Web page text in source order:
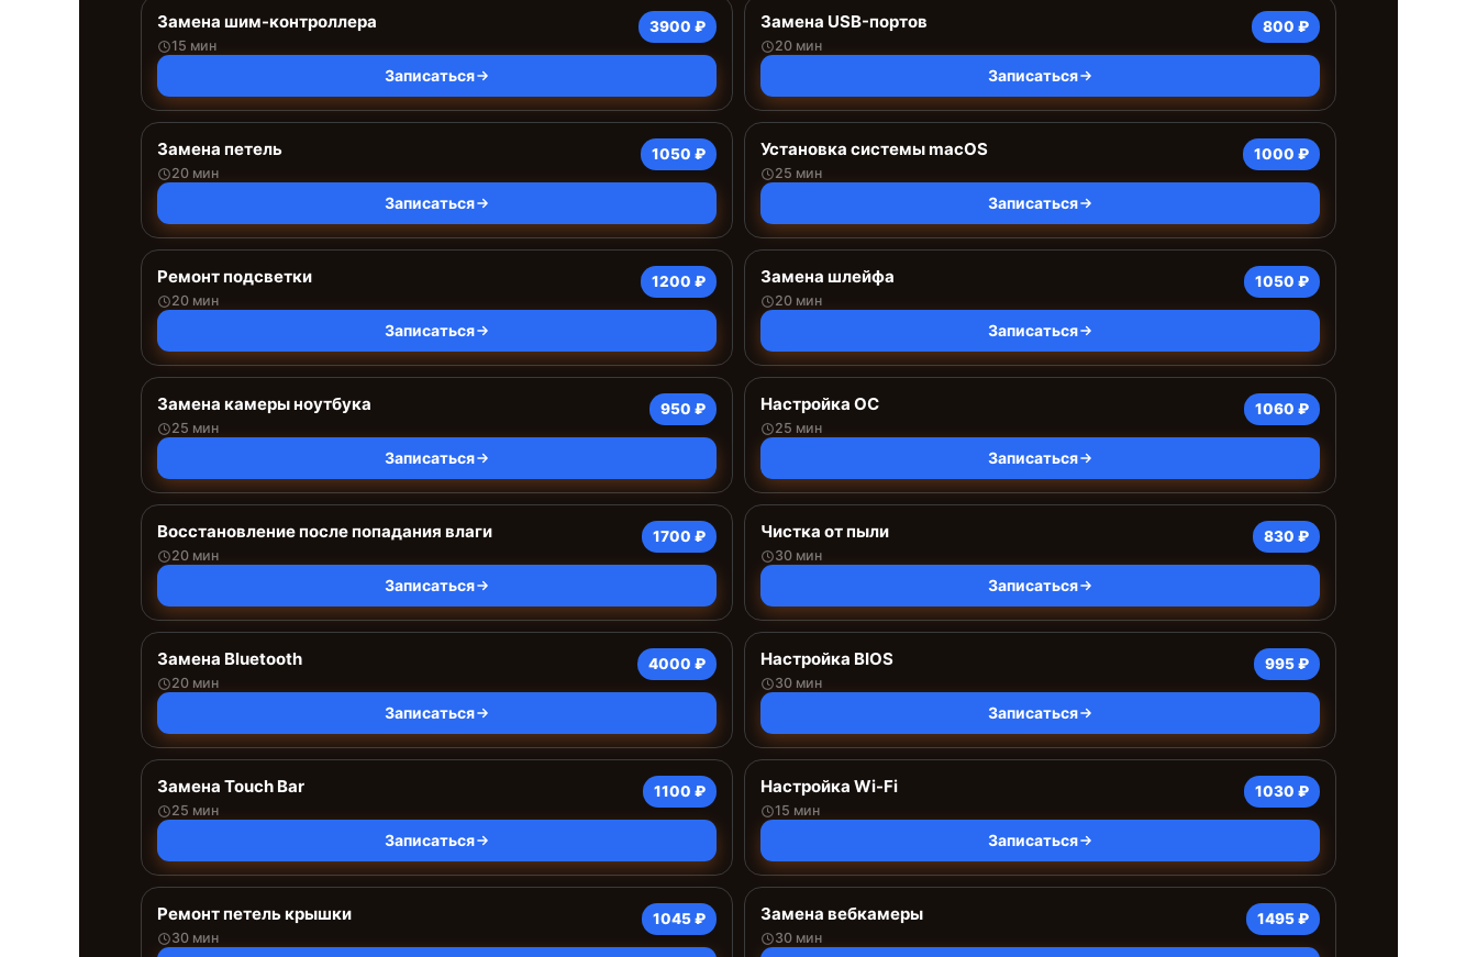
Замена шим-контроллера
15 мин
3900 ₽
Записаться
Замена USB-портов
20 мин
800 ₽
Записаться
Замена петель
20 мин
1050 ₽
Записаться
Установка системы macOS
25 мин
1000 ₽
Записаться
Ремонт подсветки
20 мин
1200 ₽
Записаться
Замена шлейфа
20 мин
1050 ₽
Записаться
Замена камеры ноутбука
25 мин
950 ₽
Записаться
Настройка ОС
25 мин
1060 ₽
Записаться
Восстановление после попадания влаги
20 мин
1700 ₽
Записаться
Чистка от пыли
30 мин
830 ₽
Записаться
Замена Bluetooth
20 мин
4000 ₽
Записаться
Настройка BIOS
30 мин
995 ₽
Записаться
Замена Touch Bar
25 мин
1100 ₽
Записаться
Настройка Wi-Fi
15 мин
1030 ₽
Записаться
Ремонт петель крышки
30 мин
1045 ₽ Замена вебкамеры
30 мин
1495 ₽